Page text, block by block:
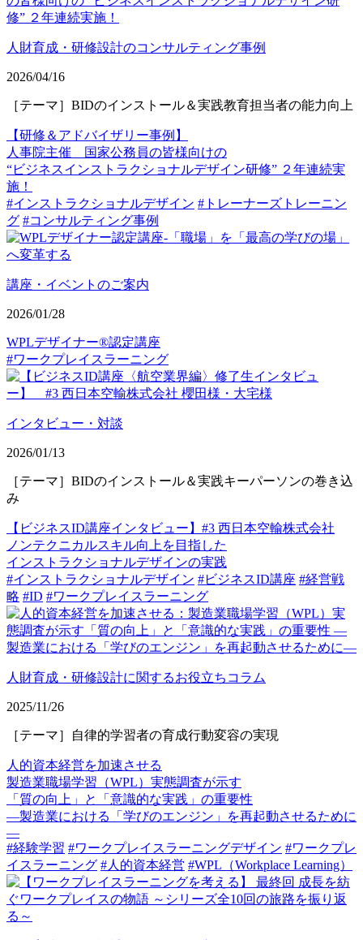
人財育成・研修設計のコンサルティング事例
2026/04/16
［テーマ］BIDのインストール＆実践教育担当者の能力向上
【研修＆アドバイザリー事例】
人事院主催 国家公務員の皆様向けの
“ビジネスインストラクショナルデザイン研修” ２年連続実
施！
#インストラクショナルデザイン #トレーナーズトレーニン
グ #コンサルティング事例
講座・イベントのご案内
2026/01/28
WPLデザイナー®認定講座
#ワークプレイスラーニング
インタビュー・対談
2026/01/13
［テーマ］BIDのインストール＆実践キーパーソンの巻き込
み
【ビジネスID講座インタビュー】#3 西日本空輸株式会社
ノンテクニカルスキル向上を目指した
インストラクショナルデザインの実践
#インストラクショナルデザイン #ビジネスID講座 #経営戦
略 #ID #ワークプレイスラーニング
人財育成・研修設計に関するお役立ちコラム
2025/11/26
［テーマ］自律的学習者の育成行動変容の実現
人的資本経営を加速させる
製造業職場学習（WPL）実態調査が示す
「質の向上」と「意識的な実践」の重要性
—製造業における「学びのエンジン」を再起動させるために
—
#経験学習 #ワークプレイスラーニングデザイン #ワークプレ
イスラーニング #人的資本経営 #WPL（Workplace Learning）